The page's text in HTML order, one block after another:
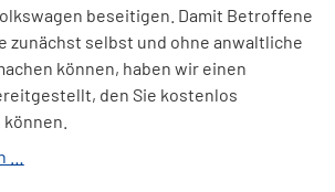
beseitigen. Damit Betroffene
zunächst selbst und ohne anwaltliche
können, haben wir einen
den Sie kostenlos
…